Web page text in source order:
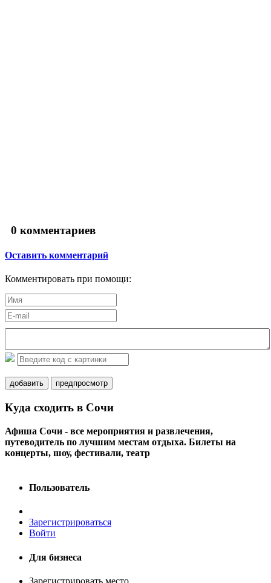
0 комментариев
Оставить комментарий
Комментировать при помощи:
добавить предпросмотр
Куда сходить в Сочи
Афиша Сочи - все мероприятия и развлечения,
путеводитель по лучшим местам отдыха. Билеты на
концерты, шоу, фестивали, театр
Пользователь
Зарегистрироваться
Войти
Для бизнеса
Зарегистрировать место